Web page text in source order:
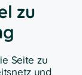
zu
Seite zu
und